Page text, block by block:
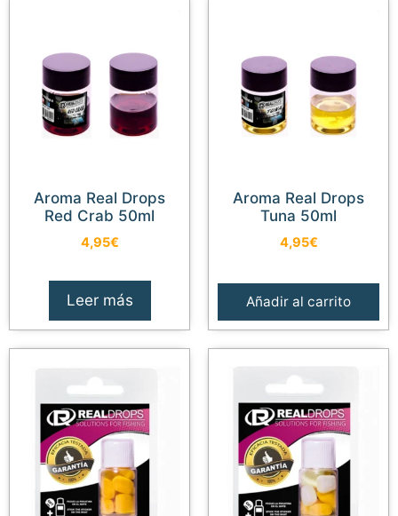
Aroma Real Drops
Red Crab 50ml
4,95€
Leer más
Aroma Real Drops
Tuna 50ml
4,95€
Añadir al carrito